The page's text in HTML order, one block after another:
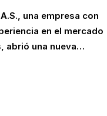
una empresa con
en el mercado
abrió una nueva…